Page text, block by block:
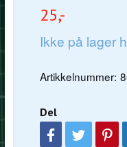
25,-
Ikke på lager
Artikkelnummer:
Del